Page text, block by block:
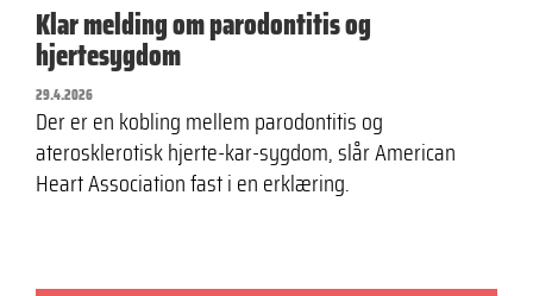
Klar melding om parodontitis og
hjertesygdom
29.4.2026
Der er en kobling mellem parodontitis og
aterosklerotisk hjerte-kar-sygdom, slår American
Heart Association fast i en erklæring.